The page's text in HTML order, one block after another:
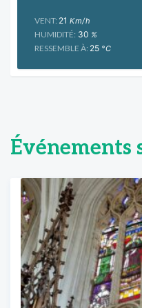
VENT: 21 Km/h
HUMIDITÉ: 30 %
RESSEMBLE À: 25 °C
Événements